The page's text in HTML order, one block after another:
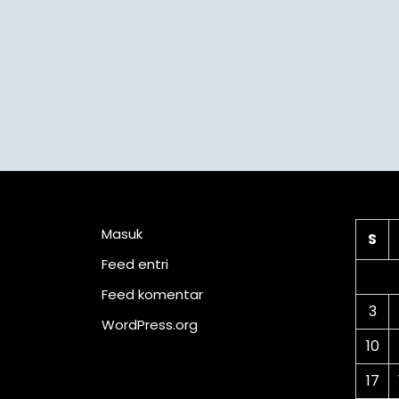
Masuk
Feed entri
Feed komentar
WordPress.org
S
3
10
17